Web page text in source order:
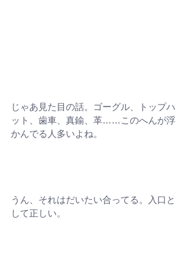
じゃあ見た目の話。ゴーグル、トップハ
ット、歯車、真鍮、革……このへんが浮
かんでる人多いよね。
うん、それはだいたい合ってる。入口と
して正しい。